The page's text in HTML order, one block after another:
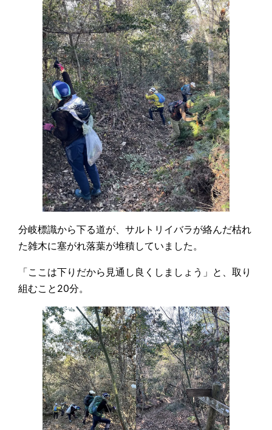
分岐標識から下る道が、サルトリイバラが絡んだ枯れ
た雑木に塞がれ落葉が堆積していました。
「ここは下りだから見通し良くしましょう」と、取り
組むこと20分。